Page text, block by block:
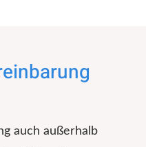
auch außerhalb